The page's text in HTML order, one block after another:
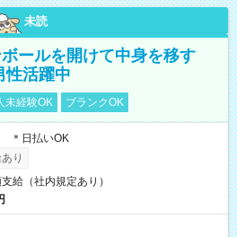
未読
ールを開けて中身を移す
性活躍中
未経験OK ブランクOK
＊日払いOK
り
給（社内規定あり）